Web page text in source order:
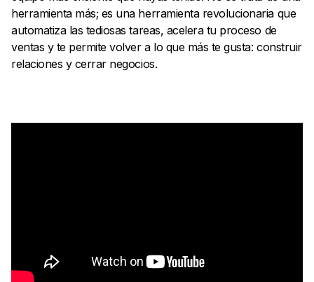
herramienta más; es una herramienta revolucionaria que
automatiza las tediosas tareas, acelera tu proceso de
ventas y te permite volver a lo que más te gusta: construir
relaciones y cerrar negocios.